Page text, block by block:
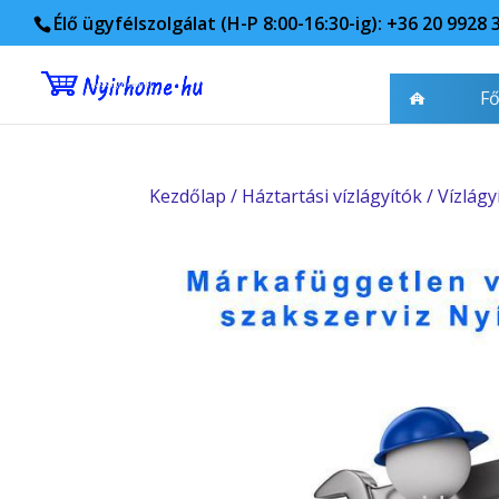
Élő ügyfélszolgálat (H-P 8:00-16:30-ig): +36 20 9928
Kezdőlap / Háztartási vízlágyítók/